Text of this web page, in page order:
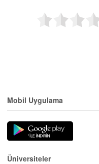
Mobil Uygulama
Üniversiteler